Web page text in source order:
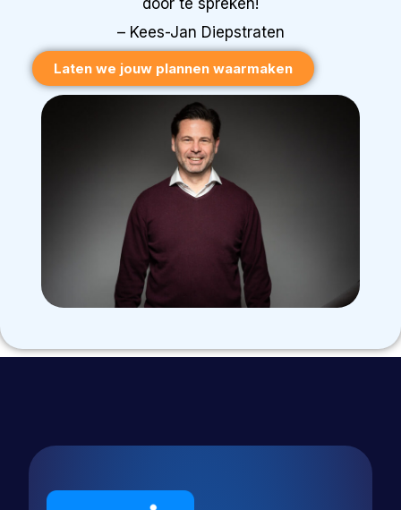
– Kees-Jan Diepstraten
Laten we jouw plannen waarmaken